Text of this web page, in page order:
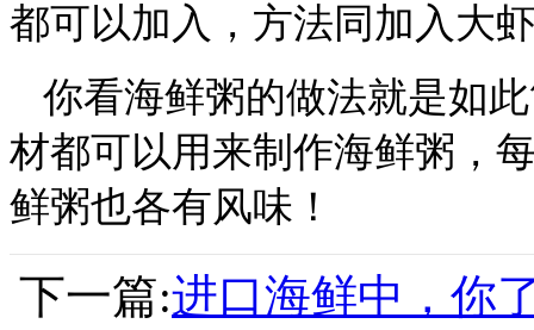
都可以加入，方法同加入大
你看海鲜粥的做法就是如
材都可以用来制作海鲜粥，
鲜粥也各有风味！
下一篇:进口海鲜中，你